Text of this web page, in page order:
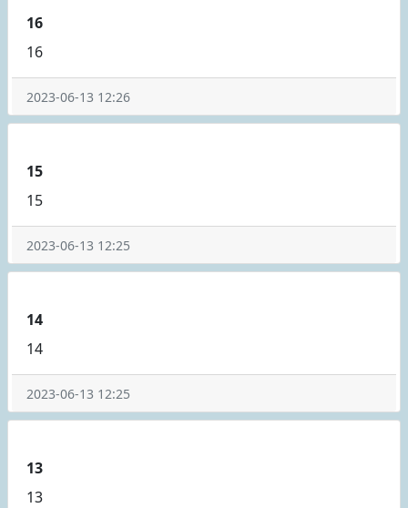
16
16
2023-06-13 12:26
15
15
2023-06-13 12:25
14
14
2023-06-13 12:25
13
13